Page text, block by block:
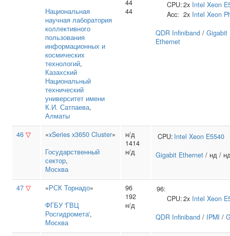
Национальная
научная лаборатория
коллективного
пользования
информационных и
космических
технологий,
Казахский
Национальный
технический
университет имени
К.И. Сатпаева,
Алматы
44
44
CPU:2x Intel Xeon
Acc: 2x Intel Xeon
QDR Infiniband / Gigabit
Ethernet
46 ▽ «xSeries x3650 Cluster»
Государственный
сектор,
Москва
н/д
1414
н/д
CPU: Intel Xeon E5540
Gigabit Ethernet / нд /
47 ▽ «РСК Торнадо»
ФГБУ 'ГВЦ
Росгидромета',
Москва
96
192
н/д
96:
CPU:2x Intel Xeon
QDR Infiniband / IPMI /